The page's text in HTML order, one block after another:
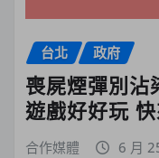
台北 政府
喪屍煙彈別沾
遊戲好好玩
合作媒體 6 月